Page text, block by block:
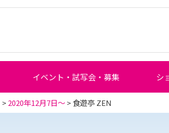
イベント・試写会・募集 シ
> 2020年12月7日～> 食遊亭 ZEN